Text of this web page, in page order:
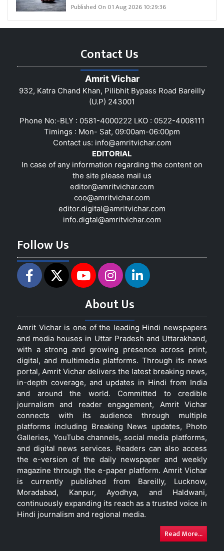
Published On 01 Aug 2026 10:29:36
Contact Us
Amrit Vichar
932, Katra Chand Khan, Pilibhit Bypass Road Bareilly
(U.P) 243001
Phone No:-BLY : 0581-4000222 LKO : 0522-4008111
Timings : Mon- Sat, 09:00am-06:00pm
Contact us: info@amritvichar.com
EDITORIAL
In case of any information regarding the content on
the site please mail us
editor@amritvichar.com
coo@amritvichar.com
editor.digital@amritvichar.com
info.digtal@amritvichar.com
Follow Us
About Us
Amrit Vichar is one of the leading Hindi newspapers
and media houses in Uttar Pradesh and Uttarakhand,
with a strong and growing presence across print,
digital, and multimedia platforms. Through its news
portal, Amrit Vichar delivers the latest breaking news,
in-depth coverage, and updates in Hindi from India
and around the world. Committed to credible
journalism and reader engagement, Amrit Vichar
connects with its audience through multiple
platforms including Breaking News updates, Photo
Galleries, YouTube channels, social media platforms,
and digital news services. Readers can also access
the e-version of the daily newspaper and weekly
magazine through the e-paper platform. Amrit Vichar
is currently published from Bareilly, Lucknow,
Moradabad, Kanpur, Ayodhya, and Haldwani,
continuously expanding its reach as a trusted voice in
Hindi journalism and regional media.
Read More...